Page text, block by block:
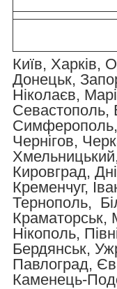
Київ, Харків,
Донецьк,
Ніколаєв,
Севастополь,
Чернігов,
Кировград,
Кременчуг,
Тернополь,
Краматорськ,
Нікополь,
Бердянськ,
Павлоград,
Каменець-